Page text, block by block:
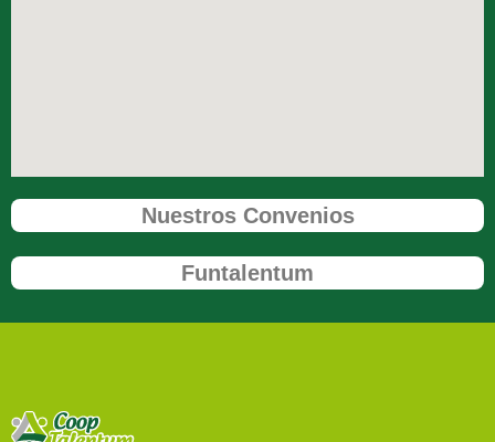
Nuestros Convenios
Funtalentum